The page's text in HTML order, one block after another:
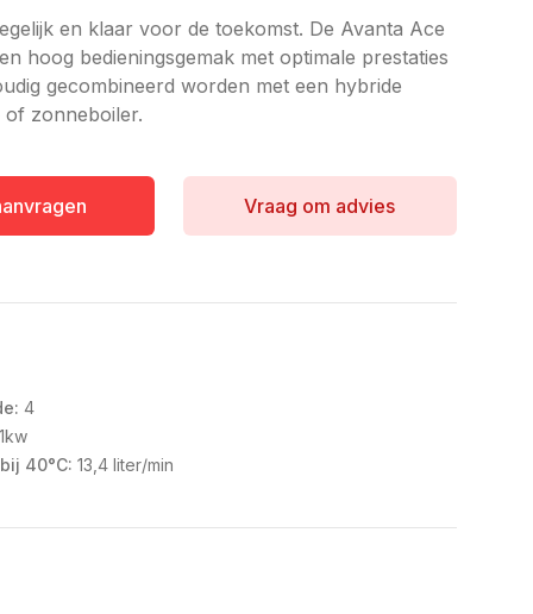
en klaar voor de toekomst. De Avanta Ace
hoog bedieningsgemak met optimale prestaties
gecombineerd worden met een hybride
zonneboiler.
Vraag om advies
4
40°C: 13,4 liter/min